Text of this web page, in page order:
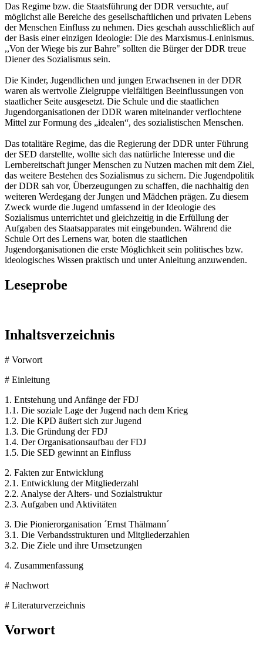
Das Regime bzw. die Staatsführung der DDR versuchte, auf
möglichst alle Bereiche des gesellschaftlichen und privaten Lebens
der Menschen Einfluss zu nehmen. Dies geschah ausschließlich auf
der Basis einer einzigen Ideologie: Die des Marxismus-Leninismus.
,,Von der Wiege bis zur Bahre" sollten die Bürger der DDR treue
Diener des Sozialismus sein.
Die Kinder, Jugendlichen und jungen Erwachsenen in der DDR
waren als wertvolle Zielgruppe vielfältigen Beeinflussungen von
staatlicher Seite ausgesetzt. Die Schule und die staatlichen
Jugendorganisationen der DDR waren miteinander verflochtene
Mittel zur Formung des „idealen“, des sozialistischen Menschen.
Das totalitäre Regime, das die Regierung der DDR unter Führung
der SED darstellte, wollte sich das natürliche Interesse und die
Lernbereitschaft junger Menschen zu Nutzen machen mit dem Ziel,
das weitere Bestehen des Sozialismus zu sichern. Die Jugendpolitik
der DDR sah vor, Überzeugungen zu schaffen, die nachhaltig den
weiteren Werdegang der Jungen und Mädchen prägen. Zu diesem
Zweck wurde die Jugend umfassend in der Ideologie des
Sozialismus unterrichtet und gleichzeitig in die Erfüllung der
Aufgaben des Staatsapparates mit eingebunden. Während die
Schule Ort des Lernens war, boten die staatlichen
Jugendorganisationen die erste Möglichkeit sein politisches bzw.
ideologisches Wissen praktisch und unter Anleitung anzuwenden.
Leseprobe
Inhaltsverzeichnis
# Vorwort
# Einleitung
1. Entstehung und Anfänge der FDJ
1.1. Die soziale Lage der Jugend nach dem Krieg
1.2. Die KPD äußert sich zur Jugend
1.3. Die Gründung der FDJ
1.4. Der Organisationsaufbau der FDJ
1.5. Die SED gewinnt an Einfluss
2. Fakten zur Entwicklung
2.1. Entwicklung der Mitgliederzahl
2.2. Analyse der Alters- und Sozialstruktur
2.3. Aufgaben und Aktivitäten
3. Die Pionierorganisation ´Ernst Thälmann´
3.1. Die Verbandsstrukturen und Mitgliederzahlen
3.2. Die Ziele und ihre Umsetzungen
4. Zusammenfassung
# Nachwort
# Literaturverzeichnis
Vorwort